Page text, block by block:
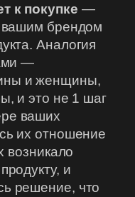
к покупке —
вашим брендом
Аналогия
—
и женщины,
и это не 1 шаг
ваших
их отношение
возникало
и
решение, что